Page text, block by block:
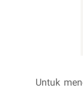
Untuk